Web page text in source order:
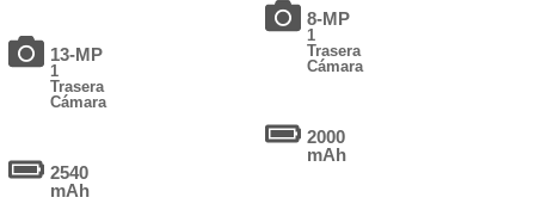
13-MP
1
Trasera
Cámara
2540
mAh
8-MP
1
Trasera
Cámara
2000
mAh